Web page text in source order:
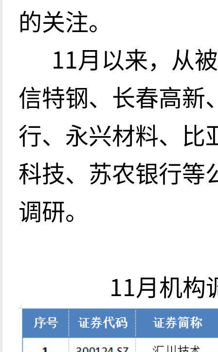
的关注。
11月以来，从
信特钢、长春高新
行、永兴材料、比
科技、苏农银行等
调研。
11月机构